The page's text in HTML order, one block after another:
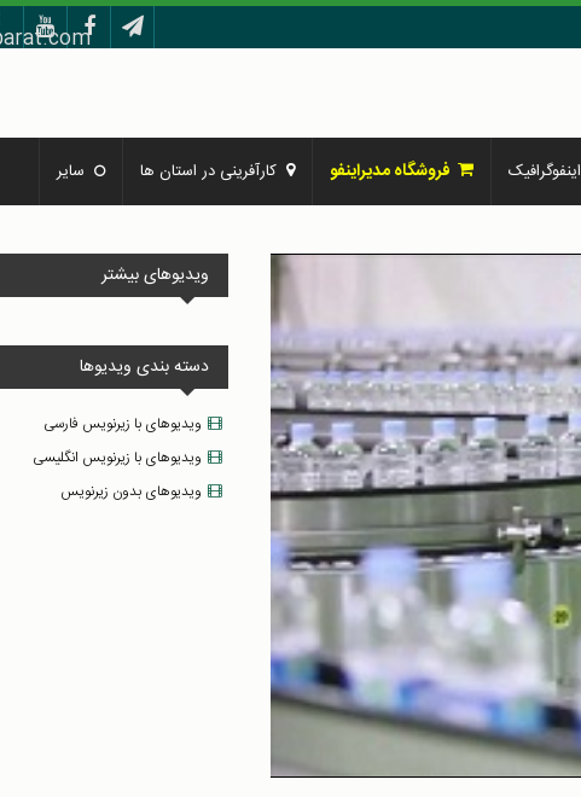
اینفوگرافیک فروشگاه مدیراینفو کارآفرینی در استان ها سایر
ویدیوهای بیشتر
دسته بندی ویدیوها
ویدیوهای با زیرنویس فارسی
ویدیوهای با زیرنویس انگلیسی
ویدیوهای بدون زیرنویس